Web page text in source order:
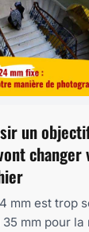
un
mm est trop
mm pour la